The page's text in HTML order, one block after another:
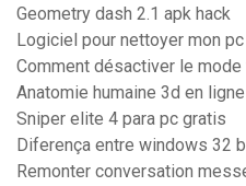
Geometry dash 2.1 apk hack
Logiciel pour nettoyer mon
Comment désactiver le
Anatomie humaine 3d en ligne
Sniper elite 4 para pc gratis
Diferença entre windows 32
Remonter conversation